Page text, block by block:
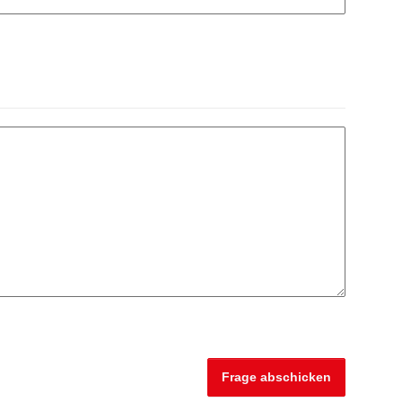
Frage abschicken